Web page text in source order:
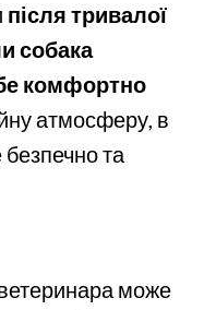
після тривалої
собака
комфортно
атмосферу, в
безпечно та
може